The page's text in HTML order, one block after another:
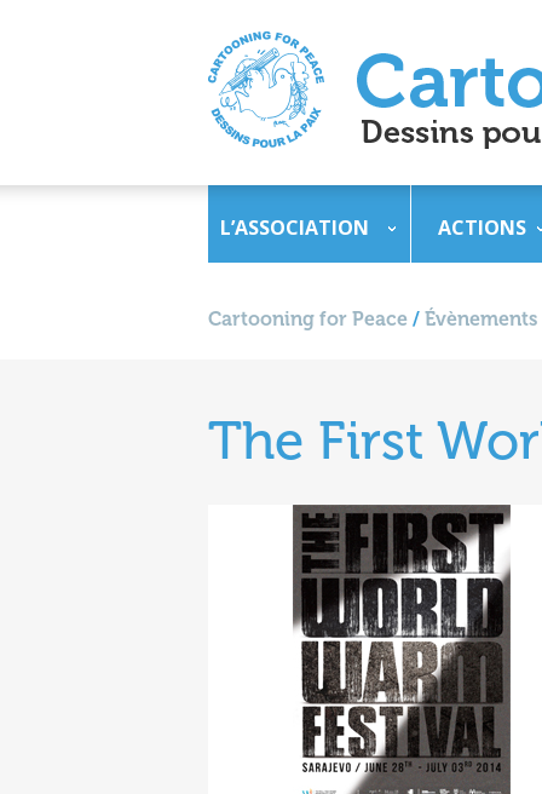
L’ASSOCIATION ACTIONS
Cartooning for Peace / Évènements
The First